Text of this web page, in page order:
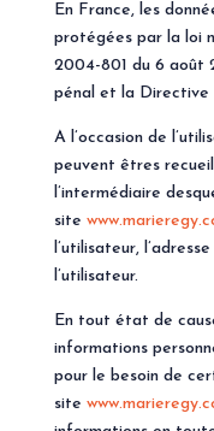
En France, les
protégées par la loi
2004-801 du 6 août
pénal et la Directive
A l’occasion de
peuvent êtres
l’intermédiaire
site
l’utilisateur,
l’utilisateur.
En tout état de
informations
pour le besoin de
site